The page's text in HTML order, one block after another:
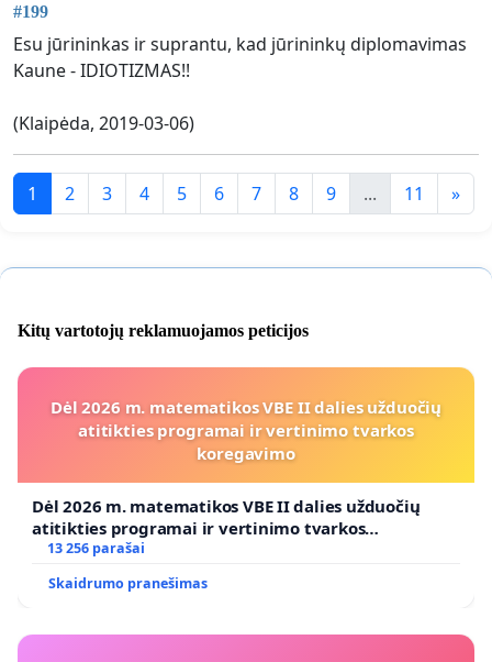
#199
Esu jūrininkas ir suprantu, kad jūrininkų diplomavimas
Kaune - IDIOTIZMAS!!
(Klaipėda, 2019-03-06)
1 2 3 4 5 6 7 8 9 ... 11 »
Kitų vartotojų reklamuojamos peticijos
Dėl 2026 m. matematikos VBE II dalies užduočių
atitikties programai ir vertinimo tvarkos
koregavimo
Dėl 2026 m. matematikos VBE II dalies užduočių
atitikties programai ir vertinimo tvarkos
koregavimo
13 256 parašai
Skaidrumo pranešimas